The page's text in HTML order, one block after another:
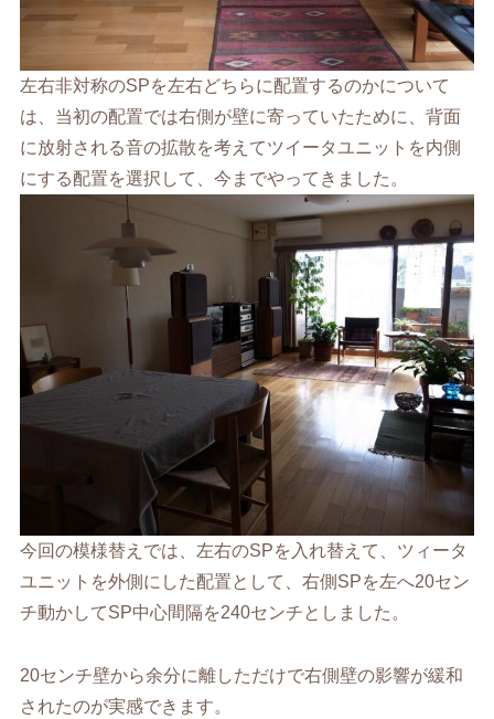
左右非対称のSPを左右どちらに配置するのかについて
は、当初の配置では右側が壁に寄っていたために、背面
に放射される音の拡散を考えてツイータユニットを内側
にする配置を選択して、今までやってきました。
今回の模様替えでは、左右のSPを入れ替えて、ツィータ
ユニットを外側にした配置として、右側SPを左へ20セン
チ動かしてSP中心間隔を240センチとしました。
20センチ壁から余分に離しただけで右側壁の影響が緩和
されたのが実感できます。